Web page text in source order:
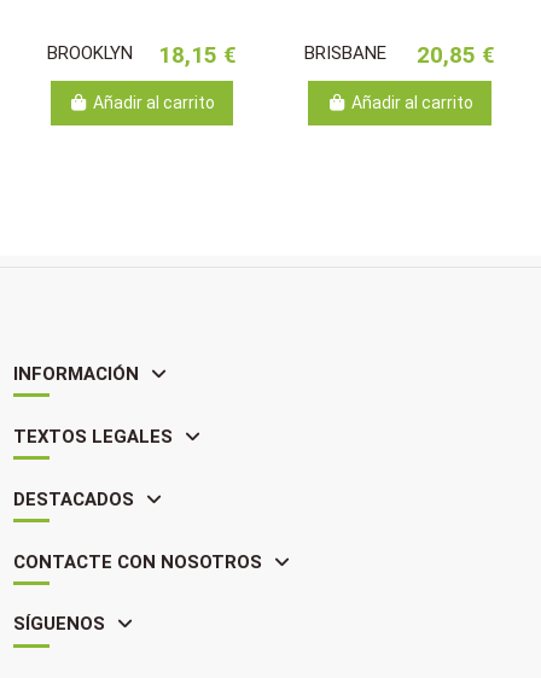
BROOKLYN 18,15 €
Añadir al carrito
BRISBANE 20,85 €
Añadir al carrito
INFORMACIÓN
TEXTOS LEGALES
DESTACADOS
CONTACTE CON NOSOTROS
SÍGUENOS